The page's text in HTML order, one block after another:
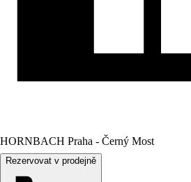
HORNBACH Praha - Černý Most
Rezervovat v prodejně